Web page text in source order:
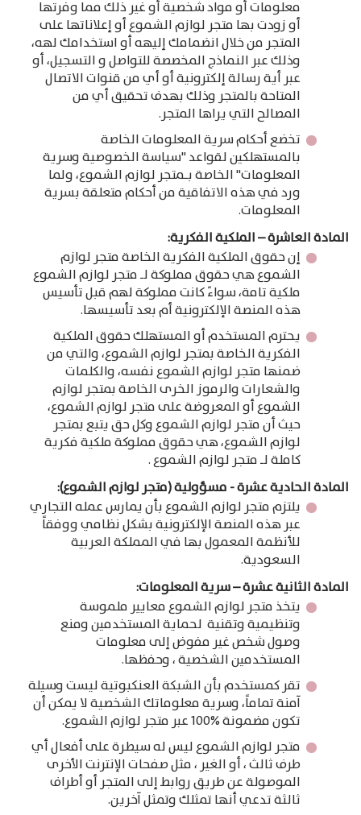
Products
معلومات أو مواد شخصية أو غير ذلك مما وفرتها
أو زودت بها متجر لوازم الشموع أو إعلاناتها على
المتجر من خلال انضمامك إليهه أو استخدامك لهه،
وذلك عبر النماذج المخصصة للتواصل و التسجيل، أو
عبر أية رسالة إلكترونية أو أي من قنوات الاتصال
المتاحة بالمتجر وذلك بهدف تحقيق أي من
المصالح التي يراها المتجر.
تخضع أحكام سرية المعلومات الخاصة
بالمستهلكين لقواعد "سياسة الخصوصية وسرية
المعلومات" الخاصة بـمتجر لوازم الشموع، ولما
ورد في هذه الاتفاقية من أحكام متعلقة بسرية
المعلومات.
المادة العاشرة – الملكية الفكرية:
إن حقوق الملكية الفكرية الخاصة متجر لوازم
الشموع هي حقوق مملوكة لـ متجر لوازم الشموع
ملكية تامة، سواءً كانت مملوكة لهم قبل تأسيس
هذه المنصة الإلكترونية أم بعد تأسيسها.
يحترم المستخدم أو المستهلك حقوق الملكية
الفكرية الخاصة بمتجر لوازم الشموع، والتي من
ضمنها متجر لوازم الشموع نفسه، والكلمات
والشعارات والرموز الخرى الخاصة بمتجر لوازم
الشموع أو المعروضة على متجر لوازم الشموع،
حيث أن متجر لوازم الشموع وكل حق يتبع بمتجر
لوازم الشموع، هي حقوق مملوكة ملكية فكرية
كاملة لـ متجر لوازم الشموع .
المادة الحادية عشرة - مسؤولية (متجر لوازم الشموع):
يلتزم متجر لوازم الشموع بأن يمارس عمله التجاري
عبر هذه المنصة الإلكترونية بشكل نظامي ووفقاً
للأنظمة المعمول بها في المملكة العربية
السعودية.
المادة الثانية عشرة – سرية المعلومات:
يتخذ متجر لوازم الشموع معايير ملموسة
وتنظيمية وتقنية لحماية المستخدمين ومنع
وصول شخص غير مفوض إلى معلومات
المستخدمين الشخصية ، وحفظها.
تقر كمستخدم بأن الشبكة العنكبوتية ليست وسيلة
آمنة تماماً، وسرية معلوماتك الشخصية لا يمكن أن
تكون مضمونة %100 عبر متجر لوازم الشموع.
متجر لوازم الشموع ليس له سيطرة على أفعال أي
طرف ثالث ، أو الغير ، مثل صفحات الإنترنت الأخرى
الموصولة عن طريق روابط إلى المتجر أو أطراف
ثالثة تدعي أنها تمثلك وتمثل آخرين.